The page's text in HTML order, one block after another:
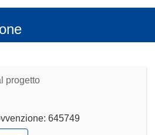
progetto
645749